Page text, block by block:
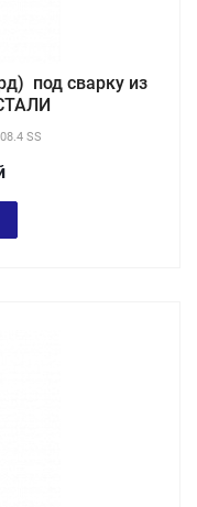
под сварку из
SS